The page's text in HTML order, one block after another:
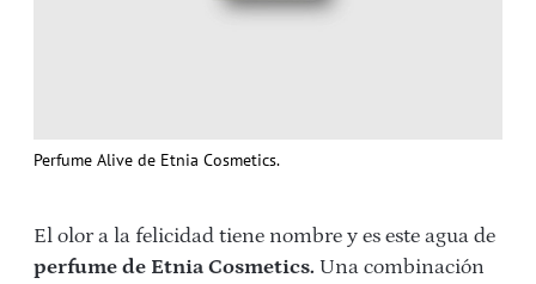
Perfume Alive de Etnia Cosmetics.
El olor a la felicidad tiene nombre y es este agua de
perfume de Etnia Cosmetics. Una combinación